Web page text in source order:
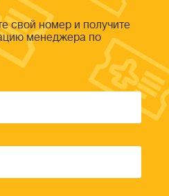
свой номер и получите
менеджера по